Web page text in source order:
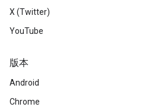
X (Twitter)
YouTube
版本
Android
Chrome